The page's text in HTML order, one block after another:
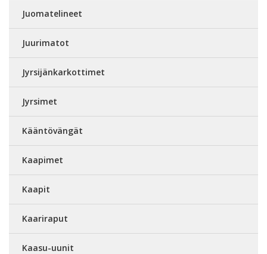
Juomatelineet
Juurimatot
Jyrsijänkarkottimet
Jyrsimet
Kääntövängät
Kaapimet
Kaapit
Kaariraput
Kaasu-uunit